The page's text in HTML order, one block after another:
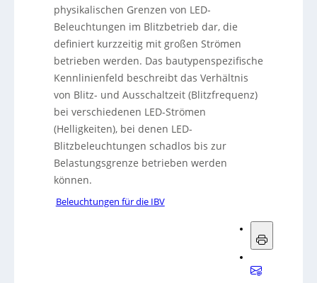
physikalischen Grenzen von LED-
Beleuchtungen im Blitzbetrieb dar, die
definiert kurzzeitig mit großen Strömen
betrieben werden. Das bautypenspezifische
Kennlinienfeld beschreibt das Verhältnis
von Blitz- und Ausschaltzeit (Blitzfrequenz)
bei verschiedenen LED-Strömen
(Helligkeiten), bei denen LED-
Blitzbeleuchtungen schadlos bis zur
Belastungsgrenze betrieben werden
können.
Beleuchtungen für die IBV